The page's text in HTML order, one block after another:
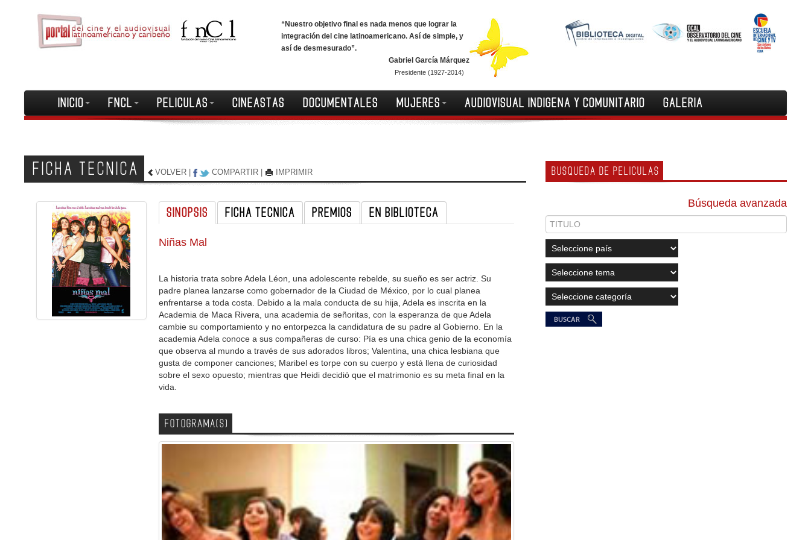
“Nuestro objetivo final es nada menos que lograr la
integración del cine latinoamericano. Así de simple, y
así de desmesurado”.
Gabriel García Márquez
Presidente (1927-2014)
INICIO FNCL PELICULAS CINEASTAS DOCUMENTALES MUJERES AUDIOVISUAL INDIGENA Y COMUNITARIO GALERIA
FICHA TECNICA VOLVER COMPARTIR IMPRIMIR
SINOPSIS FICHA TECNICA PREMIOS EN BIBLIOTECA
Niñas Mal
La historia trata sobre Adela Léon, una adolescente rebelde, su sueño es ser actriz. Su
padre planea lanzarse como gobernador de la Ciudad de México, por lo cual planea
enfrentarse a toda costa. Debido a la mala conducta de su hija, Adela es inscrita en la
Academia de Maca Rivera, una academia de señoritas, con la esperanza de que Adela
cambie su comportamiento y no entorpezca la candidatura de su padre al Gobierno. En la
academia Adela conoce a sus compañeras de curso: Pía es una chica genio de la economía
que observa al mundo a través de sus adorados libros; Valentina, una chica lesbiana que
gusta de componer canciones; Maribel es torpe con su cuerpo y está llena de curiosidad
sobre el sexo opuesto; mientras que Heidi decidió que el matrimonio es su meta final en la
vida.
FOTOGRAMA(S)
BUSQUEDA DE PELICULAS
Búsqueda avanzada